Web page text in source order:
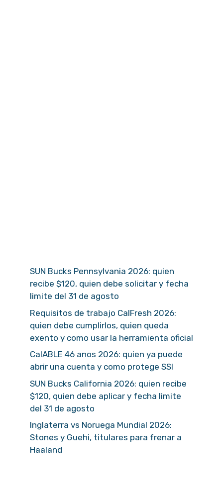
SUN Bucks Pennsylvania 2026: quien
recibe $120, quien debe solicitar y fecha
limite del 31 de agosto
Requisitos de trabajo CalFresh 2026:
quien debe cumplirlos, quien queda
exento y como usar la herramienta oficial
CalABLE 46 anos 2026: quien ya puede
abrir una cuenta y como protege SSI
SUN Bucks California 2026: quien recibe
$120, quien debe aplicar y fecha limite
del 31 de agosto
Inglaterra vs Noruega Mundial 2026:
Stones y Guehi, titulares para frenar a
Haaland